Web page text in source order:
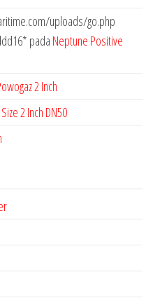
uploads/go.php
pada Neptune Positive
2 Inch
2 Inch DN50